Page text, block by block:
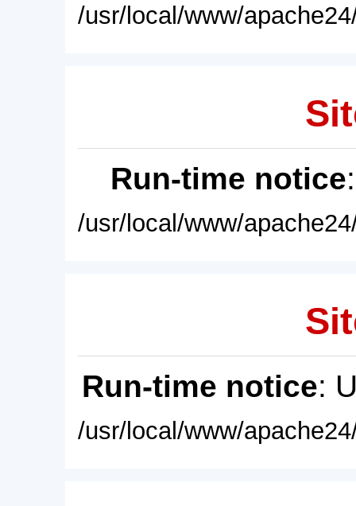
/usr/local/www/
Run-time notice
/usr/local/www/
Run-time notice:
/usr/local/www/